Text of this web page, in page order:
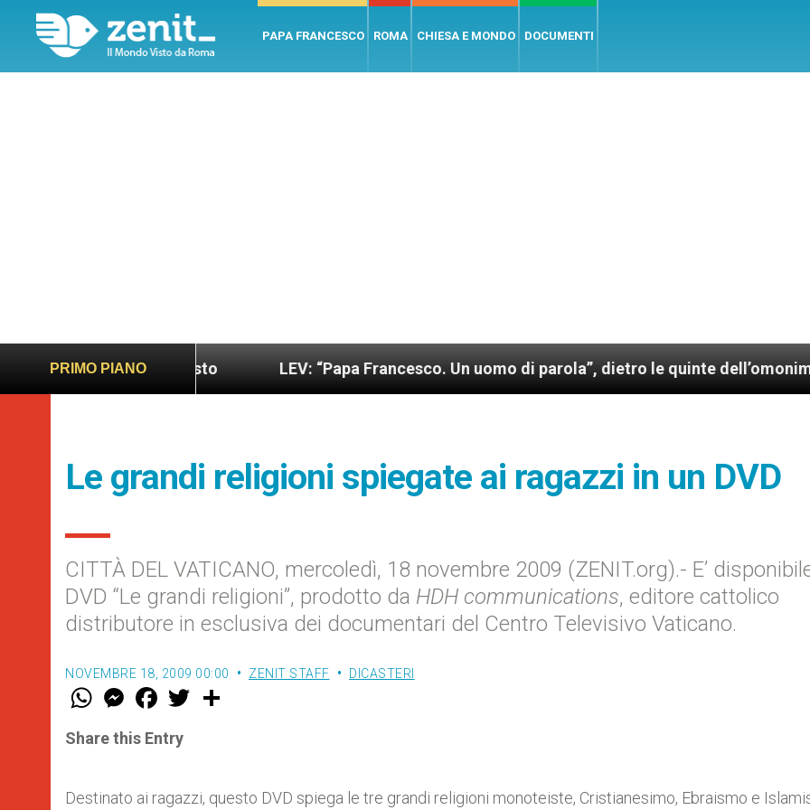
PAPA FRANCESCO ROMA CHIESA E MONDO DOCUMENTI
PRIMO PIANO
sano e giusto LEV: “Papa Francesco. Un uomo di parola”, dietro le quinte dell’omonimo film di
Le grandi religioni spiegate ai ragazzi in un DVD
CITTÀ DEL VATICANO, mercoledì, 18 novembre 2009 (ZENIT.org).- E’
DVD “Le grandi religioni”, prodotto da HDH communications, editore cattolico
distributore in esclusiva dei documentari del Centro Televisivo Vaticano.
NOVEMBRE 18, 2009 00:00 ZENIT STAFF DICASTERI
W
t
s
p
M
e
s
e
e
r
F
a
e
b
k
w
Share this Entry
Destinato ai ragazzi, questo DVD spiega le tre grandi religioni monoteiste, Cristianesimo, Ebraismo e